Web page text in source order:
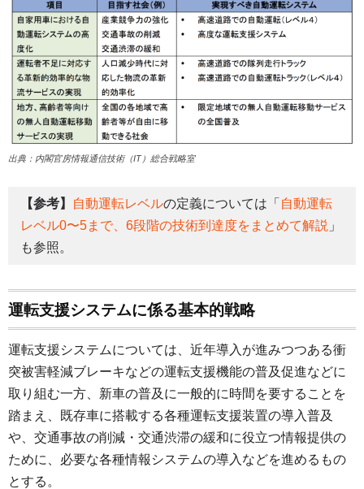
出典：内閣官房情報通信技術（IT）総合戦略室
【参考】 自動運転レベルの定義については「 自動運転
レベル0〜5まで、6段階の技術到達度をまとめて解説 」
も参照。
運転支援システムに係る基本的戦略
運転支援システムについては、近年導入が進みつつある衝
突被害軽減ブレーキなどの運転支援機能の普及促進などに
取り組む一方、新車の普及に一般的に時間を要することを
踏まえ、既存車に搭載する各種運転支援装置の導入普及
や、交通事故の削減・交通渋滞の緩和に役立つ情報提供の
ために、必要な各種情報システムの導入などを進めるもの
とする。